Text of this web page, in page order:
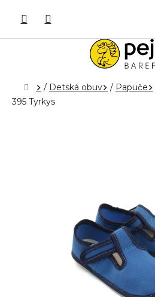
obsah
Domov
/ Detská obuv / Papuče
395 Tyrkys